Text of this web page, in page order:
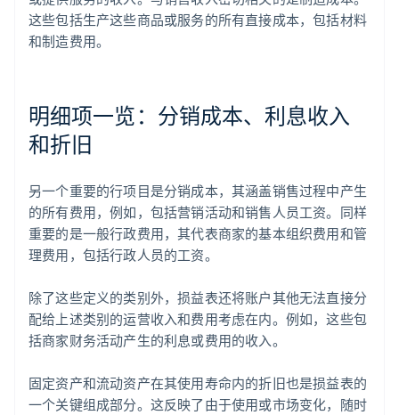
这些包括生产这些商品或服务的所有直接成本，包括材料
和制造费用。
明细项一览：分销成本、利息收入
和折旧
另一个重要的行项目是分销成本，其涵盖销售过程中产生
的所有费用，例如，包括营销活动和销售人员工资。同样
重要的是一般行政费用，其代表商家的基本组织费用和管
理费用，包括行政人员的工资。
除了这些定义的类别外，损益表还将账户其他无法直接分
配给上述类别的运营收入和费用考虑在内。例如，这些包
括商家财务活动产生的利息或费用的收入。
固定资产和流动资产在其使用寿命内的折旧也是损益表的
一个关键组成部分。这反映了由于使用或市场变化，随时